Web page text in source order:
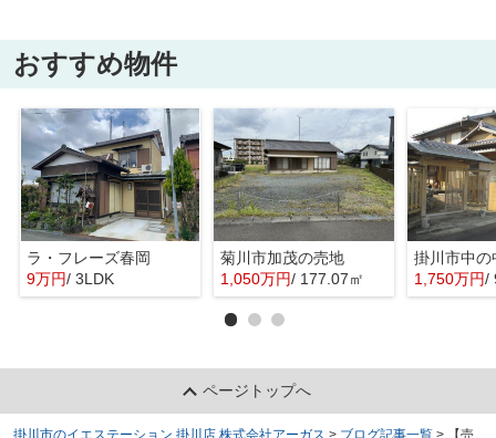
おすすめ物件
ラ・フレーズ春岡
9万円/ 3LDK
菊川市加茂の売地
1,050万円/ 177.07㎡
掛川市中の
1,750万円/
ページトップへ
掛川市のイエステーション 掛川店 株式会社アーガス > ブログ記事一覧 >
【売